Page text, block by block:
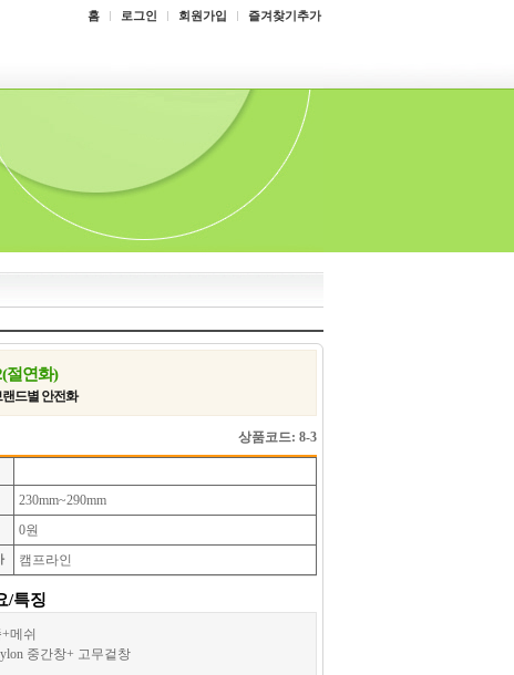
홈 로그인 회원가입 즐겨찾기추가
절연화)
랜드별 안전화
상품코드: 8-3
230mm~290mm
0원
캠프라인
/특징
메쉬
중간창+ 고무겉창